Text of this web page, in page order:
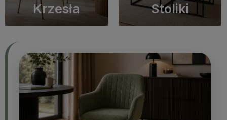
Krzesła Stoliki